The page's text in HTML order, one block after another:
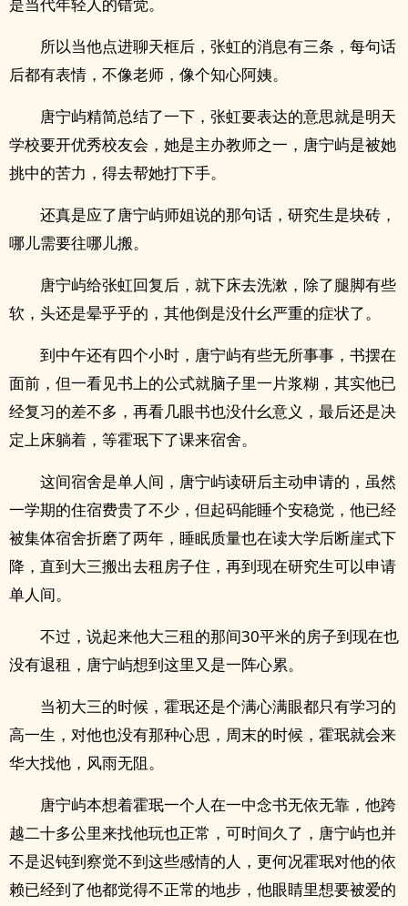
所以当他点进聊天框后，张虹的消息有三条，每句话
后都有表情，不像老师，像个知心阿姨。
唐宁屿精简总结了一下，张虹要表达的意思就是明天
学校要开优秀校友会，她是主办教师之一，唐宁屿是被她
挑中的苦力，得去帮她打下手。
还真是应了唐宁屿师姐说的那句话，研究生是块砖，
哪儿需要往哪儿搬。
唐宁屿给张虹回复后，就下床去洗漱，除了腿脚有些
软，头还是晕乎乎的，其他倒是没什幺严重的症状了。
到中午还有四个小时，唐宁屿有些无所事事，书摆在
面前，但一看见书上的公式就脑子里一片浆糊，其实他已
经复习的差不多，再看几眼书也没什幺意义，最后还是决
定上床躺着，等霍珉下了课来宿舍。
这间宿舍是单人间，唐宁屿读研后主动申请的，虽然
一学期的住宿费贵了不少，但起码能睡个安稳觉，他已经
被集体宿舍折磨了两年，睡眠质量也在读大学后断崖式下
降，直到大三搬出去租房子住，再到现在研究生可以申请
单人间。
不过，说起来他大三租的那间30平米的房子到现在也
没有退租，唐宁屿想到这里又是一阵心累。
当初大三的时候，霍珉还是个满心满眼都只有学习的
高一生，对他也没有那种心思，周末的时候，霍珉就会来
华大找他，风雨无阻。
唐宁屿本想着霍珉一个人在一中念书无依无靠，他跨
越二十多公里来找他玩也正常，可时间久了，唐宁屿也并
不是迟钝到察觉不到这些感情的人，更何况霍珉对他的依
赖已经到了他都觉得不正常的地步，他眼睛里想要被爱的